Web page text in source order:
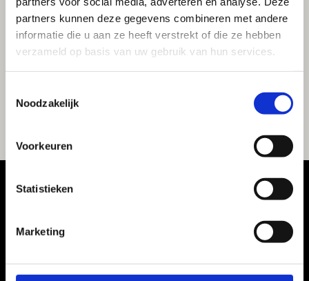
partners kunnen deze gegevens combineren met andere
informatie die u aan ze heeft verstrekt of die ze hebben
verzameld op basis van uw gebruik van hun services.
Noodzakelijk
Voorkeuren
Statistieken
Marketing
“Wij zijn fantastisch
geholpen door Roeline,